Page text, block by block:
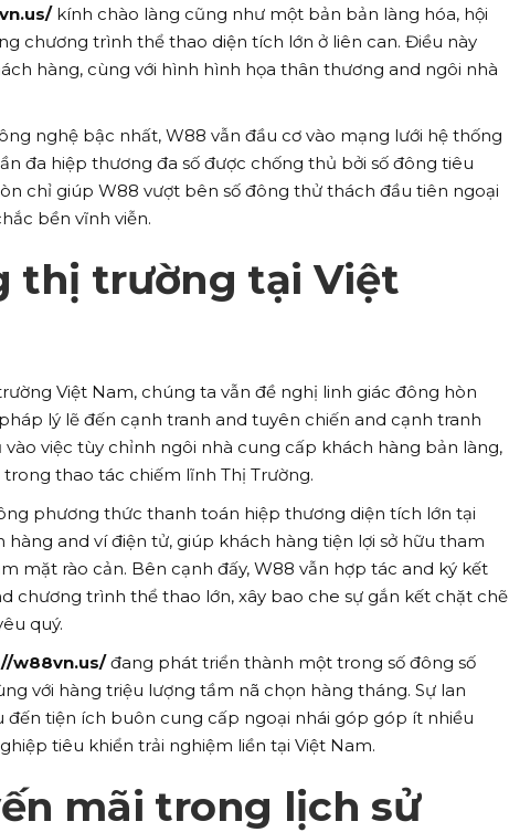
kính chào làng cũng như một bản bản làng hóa, hội
chương trình thể thao diện tích lớn ở liên can. Điều này
hàng, cùng với hình hình họa thân thương and ngôi nhà
nghệ bậc nhất, W88 vẫn đầu cơ vào mạng lưới hệ thống
đa hiệp thương đa số được chống thủ bởi số đông tiêu
chỉ giúp W88 vượt bên số đông thử thách đầu tiên ngoại
bền vĩnh viễn.
thị trường tại Việt
Việt Nam, chúng ta vẫn đề nghị linh giác đông hòn
lý lẽ đến cạnh tranh and tuyên chiến and cạnh tranh
việc tùy chỉnh ngôi nhà cung cấp khách hàng bản làng,
thao tác chiếm lĩnh Thị Trường.
phương thức thanh toán hiệp thương diện tích lớn tại
and ví điện tử, giúp khách hàng tiện lợi sở hữu tham
mặt rào cản. Bên cạnh đấy, W88 vẫn hợp tác and ký kết
chương trình thể thao lớn, xây bao che sự gắn kết chặt chẽ
quý.
w88vn.us/đang phát triển thành một trong số đông số
với hàng triệu lượng tầm nã chọn hàng tháng. Sự lan
đến tiện ích buôn cung cấp ngoại nhái góp góp ít nhiều
tiêu khiển trải nghiệm liền tại Việt Nam.
mãi trong lịch sử